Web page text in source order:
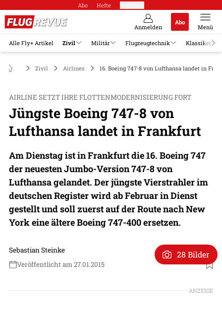
Abo Hefte
Anmelden
Abo
Menü
Alle Fly+ Artikel Zivil Militär Flugzeugtechnik Klassiker
Zivil Airlines 16. Boeing 747-8 von Lufthansa landet in
AIRLINE SETZT IHRE FLOTTENMODERNISIERUNG FORT
Jüngste Boeing 747-8 von
Lufthansa landet in Frankfurt
Am Dienstag ist in Frankfurt die 16. Boeing 747
der neuesten Jumbo-Version 747-8 von
Lufthansa gelandet. Der jüngste Vierstrahler im
deutschen Register wird ab Februar in Dienst
gestellt und soll zuerst auf der Route nach New
York eine ältere Boeing 747-400 ersetzen.
Sebastian Steinke
Veröffentlicht am 27.01.2015
28 Bilder
ANZEIGE